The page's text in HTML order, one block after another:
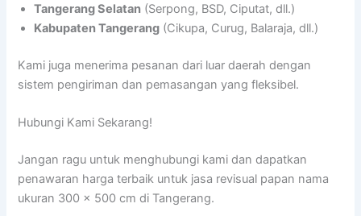
Tangerang Selatan (Serpong, BSD, Ciputat, dll.)
Kabupaten Tangerang (Cikupa, Curug, Balaraja, dll.)
Kami juga menerima pesanan dari luar daerah dengan
sistem pengiriman dan pemasangan yang fleksibel.
Hubungi Kami Sekarang!
Jangan ragu untuk menghubungi kami dan dapatkan
penawaran harga terbaik untuk jasa revisual papan nama
ukuran 300 x 500 cm di Tangerang.